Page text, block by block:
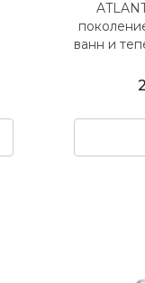
ванн и